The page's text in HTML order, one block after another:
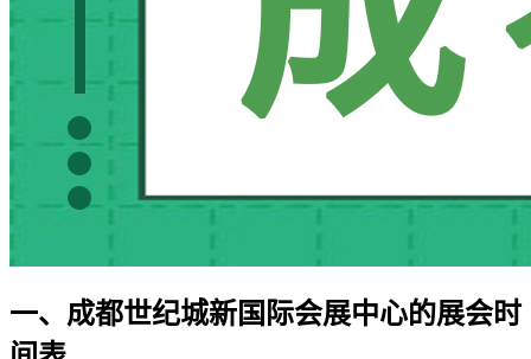
一、成都世纪城新国际会展中心的展会时